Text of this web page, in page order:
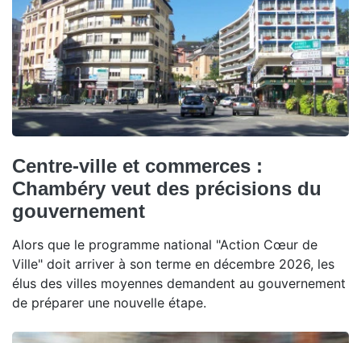
Centre-ville et commerces :
Chambéry veut des précisions du
gouvernement
Alors que le programme national "Action Cœur de
Ville" doit arriver à son terme en décembre 2026, les
élus des villes moyennes demandent au gouvernement
de préparer une nouvelle étape.